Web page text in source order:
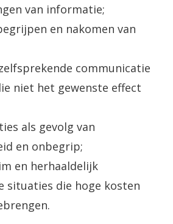
van informatie;
en nakomen van
communicatie
niet het gewenste effect
als gevolg van
en onbegrip;
en herhaaldelijk
situaties die hoge kosten